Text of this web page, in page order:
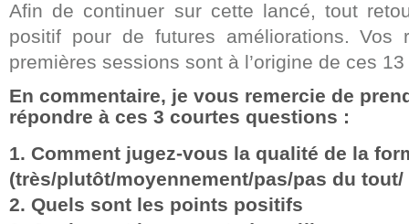
Afin de continuer sur cette lancé, tout
positif pour de futures améliorations. Vos
premières sessions sont à l’origine de ces
En commentaire, je vous remercie de
répondre à ces 3 courtes questions :
1. Comment jugez-vous la qualité de la
(très/plutôt/moyennement/pas/pas du
2. Quels sont les points positifs